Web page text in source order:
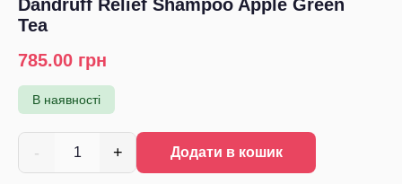
Dandruff Relief Shampoo Apple Green
Tea
785.00 грн
В наявності
- 1 + Додати в кошик